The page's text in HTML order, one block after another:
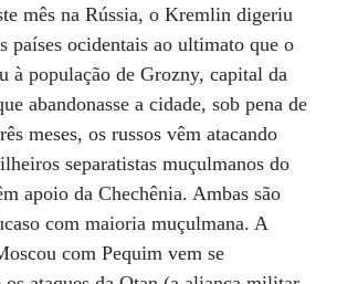
mês na Rússia, o Kremlin digeriu
países ocidentais ao ultimato que o
à população de Grozny, capital da
abandonasse a cidade, sob pena de
meses, os russos vêm atacando
separatistas muçulmanos do
apoio da Chechênia. Ambas são
com maioria muçulmana. A
com Pequim vem se